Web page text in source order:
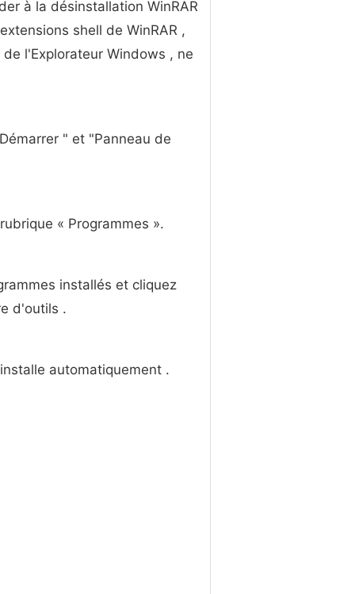
à la désinstallation WinRAR
shell de WinRAR ,
l'Explorateur Windows , ne
" et "Panneau de
« Programmes ».
installés et cliquez
d'outils .
automatiquement .